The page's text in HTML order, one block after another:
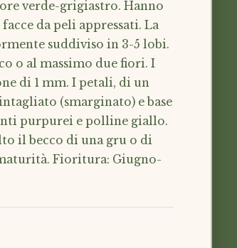
verde-grigiastro. Hanno
da peli appressati. La
suddiviso in 3-5 lobi.
o al massimo due fiori. I
di 1 mm. I petali, di un
(smarginato) e base
purpurei e polline giallo.
il becco di una gru o di
Fioritura: Giugno-